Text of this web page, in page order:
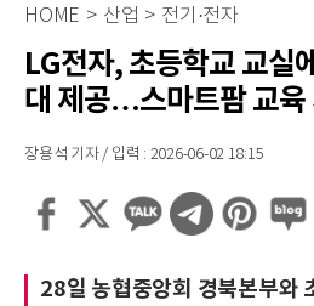
HOME > 산업 > 전기·전자
LG전자, 초등학교 교실
대 제공…스마트팜 교육
장용석 기자 / 입력 : 2026-06-02 18:15
28일 농협중앙회 경북본부와